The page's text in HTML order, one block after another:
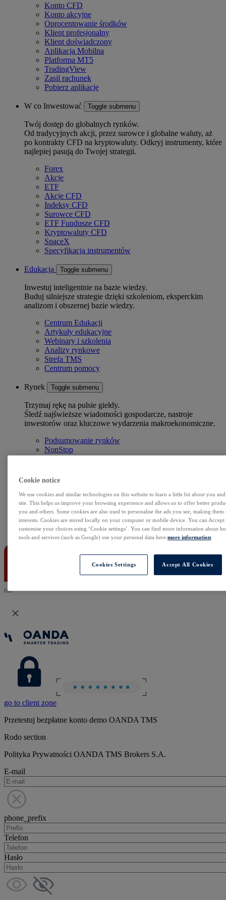
Konto CFD
Konto akcyjne
Oprocentowanie środków
Klient profesjonalny
Klient doświadczony
Aplikacja Mobilna
Platforma MT5
TradingView
Zasil rachunek
Pobierz aplikację
W co Inwestować Toggle submenu
Twój dostęp do globalnych rynków.
Od tradycyjnych akcji, przez surowce i globalne waluty, aż
po kontrakty CFD na kryptowaluty. Odkryj instrumenty, które
najlepiej pasują do Twojej strategii.
Forex
Akcje
ETF
Akcje CFD
Indeksy CFD
Surowce CFD
ETF Fundusze CFD
Kryptowaluty CFD
SpaceX
Specyfikacja instrumentów
Edukacja Toggle submenu
Inwestuj inteligentnie na bazie wiedzy.
Buduj silniejsze strategie dzięki szkoleniom, eksperckim
analizom i obszernej bazie wiedzy.
Centrum Edukacji
Artykuły edukacyjne
Webinary i szkolenia
Analizy rynkowe
Strefa TMS
Centrum pomocy
Rynek Toggle submenu
Trzymaj rękę na pulsie giełdy.
Śledź najświeższe wiadomości gospodarcze, nastroje
inwestorów oraz kluczowe wydarzenia makroekonomiczne.
Podsumowanie rynków
NonStop
Notowania Live
Skaner akcji
Zdarzenia korporacyjne
Sentyment Klientów
Rolowania
Kontakt
go to client zone
Przetestuj bezpłatne konto demo OANDA TMS
Rodo section
Polityka Prywatności OANDA TMS Brokers S.A.
E-mail
phone_prefix
Telefon
Hasło
Cookie notice
We use cookies and similar technologies on this website to learn a little bit about you
site. This helps us improve your browsing experience and allows us to offer better
you and others. Some cookies are also used to personalise the ads you see, making
interests. Cookies are stored locally on your computer or mobile device. You can
customise your choices using ‘Cookie settings’. You can find more information about
tools and services (such as Google) use your personal data here:more information
Cookies Settings Accept All Cookies